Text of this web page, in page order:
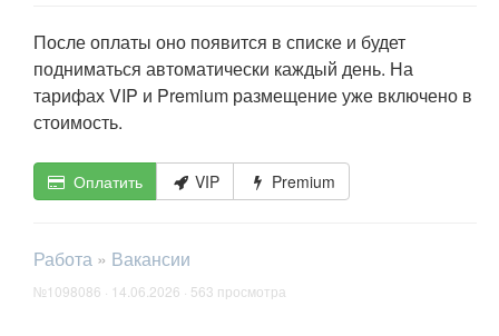
После оплаты оно появится в списке и будет
подниматься автоматически каждый день. На
тарифах VIP и Premium размещение уже включено в
стоимость.
Оплатить VIP Premium
Работа » Вакансии
№1098086 · 14.06.2026 · 563 просмотра